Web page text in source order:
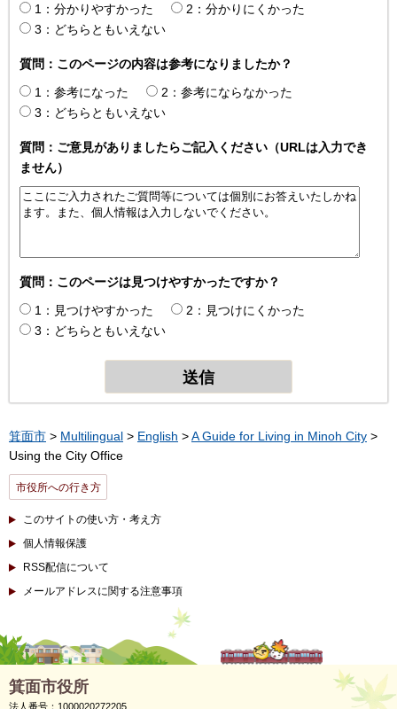
1：分かりやすかった
2：分かりにくかった
3：どちらともいえない
質問：このページの内容は参考になりましたか？
1：参考になった
2：参考にならなかった
3：どちらともいえない
質問：ご意見がありましたらご記入ください（URLは入力でき
ません）
質問：このページは見つけやすかったですか？
1：見つけやすかった
2：見つけにくかった
3：どちらともいえない
箕面市 > Multilingual > English >A Guide for Living in Minoh City >
Using the City Office
市役所への行き方
このサイトの使い方・考え方
個人情報保護
RSS配信について
メールアドレスに関する注意事項
箕面市役所
法人番号：1000020272205